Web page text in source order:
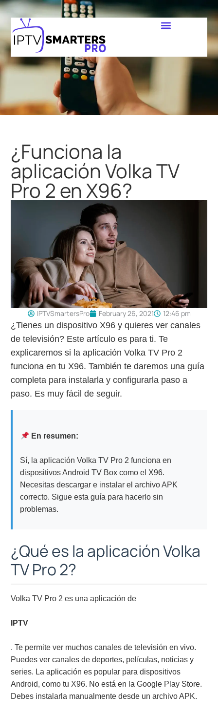
¿Funciona la
aplicación Volka TV
Pro 2 en X96?
IPTVSmartersPro February 26, 2021 12:46 pm
¿Tienes un dispositivo X96 y quieres ver canales
de televisión? Este artículo es para ti. Te
explicaremos si la aplicación Volka TV Pro 2
funciona en tu X96. También te daremos una guía
completa para instalarla y configurarla paso a
paso. Es muy fácil de seguir.
En resumen:
Sí, la aplicación Volka TV Pro 2 funciona en
dispositivos Android TV Box como el X96.
Necesitas descargar e instalar el archivo APK
correcto. Sigue esta guía para hacerlo sin
problemas.
¿Qué es la aplicación Volka
TV Pro 2?
Volka TV Pro 2 es una aplicación de
IPTV
. Te permite ver muchos canales de televisión en vivo.
Puedes ver canales de deportes, películas, noticias y
series. La aplicación es popular para dispositivos
Android, como tu X96. No está en la Google Play Store.
Debes instalarla manualmente desde un archivo APK.